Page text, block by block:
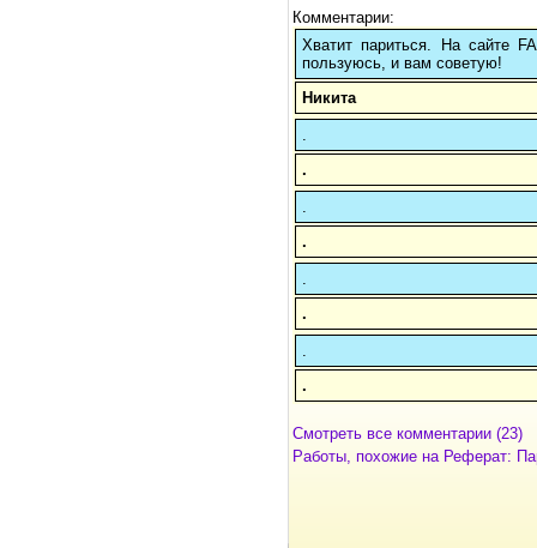
Комментарии:
Хватит париться. На сайте
пользуюсь, и вам советую!
Никита
.
.
.
.
Смотреть все комментарии (23)
Работы, похожие на Реферат: